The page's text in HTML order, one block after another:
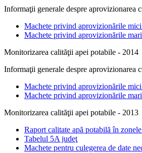
Informaţii generale despre aprovizionarea
Machete privind aprovizionările
Machete privind aprovizionările
Monitorizarea calităţii apei potabile - 2014
Informaţii generale despre aprovizionarea
Machete privind aprovizionările
Machete privind aprovizionările
Monitorizarea calităţii apei potabile - 2013
Raport calitate apă potabilă în
Tabelul 5A judeţ
Machete pentru culegerea de date